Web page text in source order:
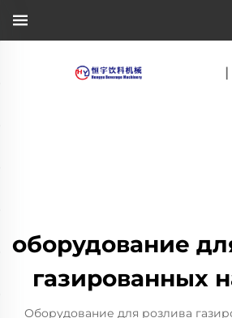
|
оборудование
газированных
Оборудование для розлива